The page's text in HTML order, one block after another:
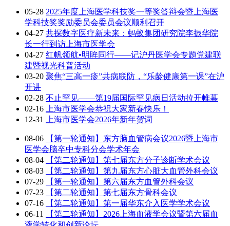
05-28 2025年度上海医学科技奖一等奖答辩会暨上海医
学科技奖奖励委员会委员会议顺利召开
04-27 共探数字医疗新未来：蚂蚁集团研究院李振华院
长一行到访上海市医学会
04-27 红帆领航•明眸同行——记沪丹医学会专题党建联
建暨视光科普活动
03-20 聚焦“三高一疹”共病联防，“乐龄健康第一课”在沪
开讲
02-28 不止罕见——第19届国际罕见病日活动拉开帷幕
02-16
上海市医学会恭祝大家新春快乐！
12-31
上海市医学会2026年新年贺词
08-06
【第一轮通知】东方脑血管病会议2026暨上海市
医学会脑卒中专科分会学术年会
08-04
【第二轮通知】第七届东方分子诊断学术会议
08-03
【第二轮通知】第九届东方心脏大血管外科会议
07-29
【第一轮通知】第六届东方血管外科会议
07-23
【第二轮通知】第七届东方骨科会议
07-16
【第二轮通知】第一届华东介入医学学术会议
06-11
【第二轮通知】2026上海血液学会议暨第六届血